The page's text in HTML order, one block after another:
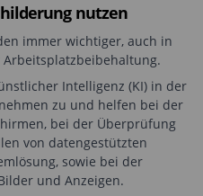
nutzen
immer wichtiger, auch in
Intelligenz (KI) in der
zu und helfen bei der
bei der Überprüfung
von datengestützten
sowie bei der
und Anzeigen.